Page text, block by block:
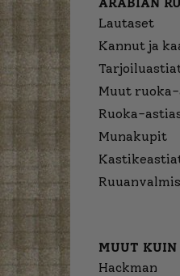
Lautaset
Kannut ja
Muut
Ruoka-
Munakupit
MUUT
Hackman